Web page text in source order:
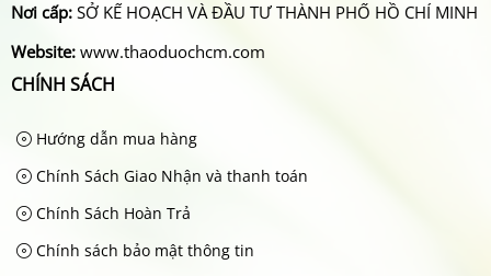
Nơi cấp: SỞ KẾ HOẠCH VÀ ĐẦU TƯ THÀNH PHỐ HỒ CHÍ MINH
Website: www.thaoduochcm.com
CHÍNH SÁCH
Hướng dẫn mua hàng
Chính Sách Giao Nhận và thanh toán
Chính Sách Hoàn Trả
Chính sách bảo mật thông tin